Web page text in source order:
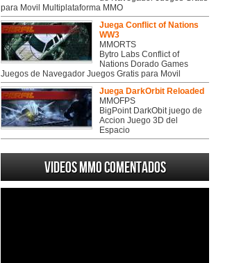
para Movil Multiplataforma MMO
Juega Conflict of Nations
WW3
MMORTS
Bytro Labs Conflict of
Nations Dorado Games
Juegos de Navegador Juegos Gratis para Movil
Juega DarkOrbit Reloaded
MMOFPS
BigPoint DarkObit juego de
Accion Juego 3D del
Espacio
Videos MMO Comentados